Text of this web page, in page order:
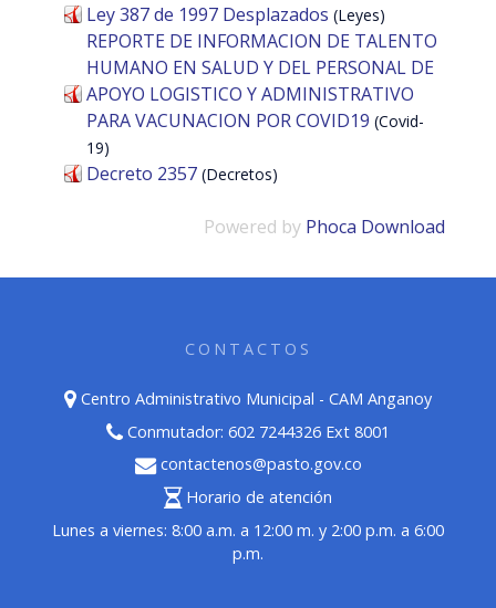
Ley 387 de 1997 Desplazados (Leyes)
REPORTE DE INFORMACION DE TALENTO
HUMANO EN SALUD Y DEL PERSONAL DE
APOYO LOGISTICO Y ADMINISTRATIVO
PARA VACUNACION POR COVID19 (Covid-
19)
Decreto 2357 (Decretos)
Powered by Phoca Download
CONTACTOS
Centro Administrativo Municipal - CAM Anganoy
Conmutador: 602 7244326 Ext 8001
contactenos@pasto.gov.co
Horario de atención
Lunes a viernes: 8:00 a.m. a 12:00 m. y 2:00 p.m. a 6:00
p.m.